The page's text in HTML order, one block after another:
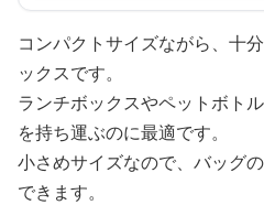
コンパクトサイズながら、十
ックスです。
ランチボックスやペットボト
を持ち運ぶのに最適です。
小さめサイズなので、バッグ
できます。